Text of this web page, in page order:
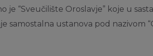
je “Sveučilište Oroslavje” koje u
samostalna ustanova pod nazivom